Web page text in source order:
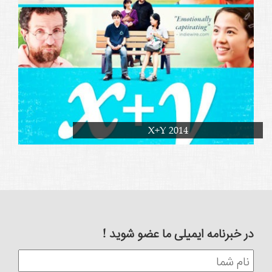
X+Y 2014
در خبرنامه ایمیلی ما عضو شوید !